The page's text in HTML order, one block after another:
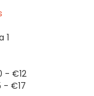
1
- €12
- €17